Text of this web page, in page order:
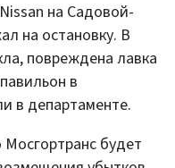
на Садовой-
на остановку. В
повреждена лавка
в
в департаменте.
будет